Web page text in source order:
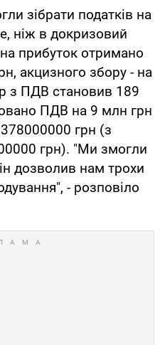
зібрати податків на
ніж в докризовий
прибуток отримано
акцизного збору - на
з ПДВ становив 189
ПДВ на 9 млн грн
грн (з
грн). "Ми змогли
дозволив нам трохи
- розповіло